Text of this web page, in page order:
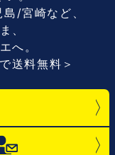
/宮崎など、
、
へ。
送料無料＞